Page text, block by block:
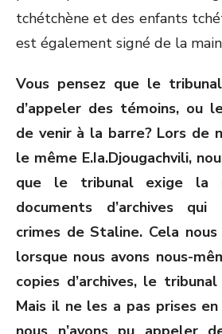
tchétchène et des enfants
est également signé de la
Vous pensez que le
d’appeler des témoins, ou
de venir à la barre? Lors de
le même E.Ia.Djougachvili,
que le tribunal exige la
documents d’archives
crimes de Staline. Cela
lorsque nous avons nous-
copies d’archives, le
Mais il ne les a pas prises